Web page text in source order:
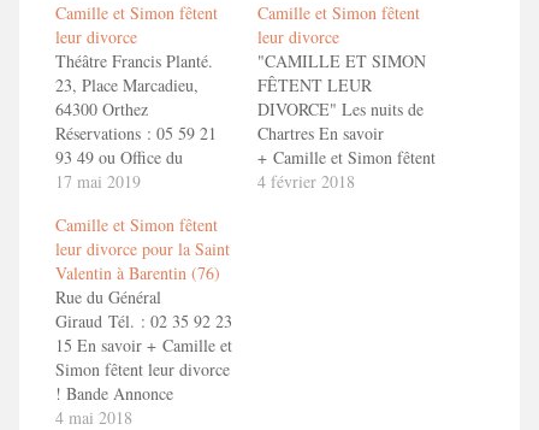
Camille et Simon fêtent
leur divorce
Théâtre Francis Planté.
23, Place Marcadieu,
64300 Orthez
Réservations : 05 59 21
93 49 ou Office du
Tourisme d'Orthez :
camille-et-simon-fetent-
leur-divorce-orthez.html
En savoir + Camille et
Simon fêtent leur divorce
! Bande Annonce
ToizéMoi dans "Camille
et Simon fêtent leur
divorce"
17 mai 2019
Camille et Simon fêtent
leur divorce
"CAMILLE ET SIMON
FÊTENT LEUR
DIVORCE" Les nuits de
Chartres En savoir
+ Camille et Simon fêtent
leur divorce ! Bande
4 février 2018
Camille et Simon fêtent
leur divorce pour la Saint
Valentin à Barentin (76)
Rue du Général
Giraud Tél. : 02 35 92 23
15 En savoir + Camille et
Simon fêtent leur divorce
! Bande Annonce
ToizéMoi dans "Camille
4 mai 2018